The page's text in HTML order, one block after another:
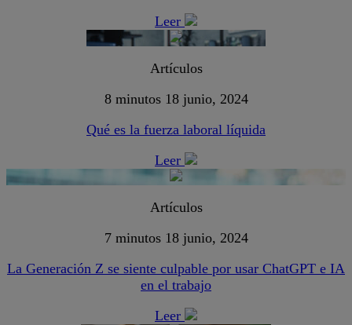
Leer
Artículos
8 minutos 18 junio, 2024
Qué es la fuerza laboral líquida
Leer
Artículos
7 minutos 18 junio, 2024
La Generación Z se siente culpable por usar ChatGPT e IA
en el trabajo
Leer